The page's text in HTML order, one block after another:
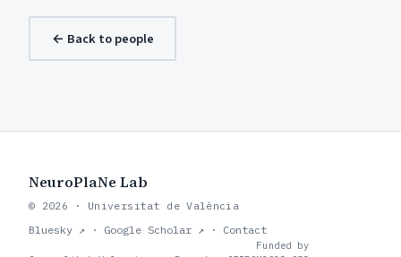
← Back to people
NeuroPlaNe Lab
© 2026 · Universitat de València
Bluesky ↗ · Google Scholar ↗ · Contact
Funded by